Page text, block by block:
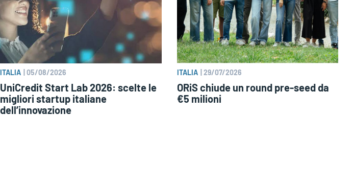
ITALIA 05/08/2026
UniCredit Start Lab 2026: scelte le
migliori startup italiane
dell’innovazione
ITALIA 29/07/2026
ORiS chiude un round pre-seed da
€5 milioni